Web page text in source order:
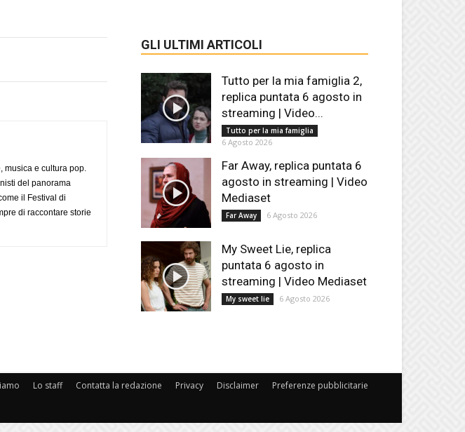
musica e cultura pop.
del panorama
il Festival di
di raccontare storie
GLI ULTIMI ARTICOLI
Tutto per la mia famiglia 2,
replica puntata 6 agosto in
streaming | Video...
Tutto per la mia famiglia
6 Agosto 2026
Far Away, replica puntata 6
agosto in streaming | Video
Mediaset
Far Away 6 Agosto 2026
My Sweet Lie, replica
puntata 6 agosto in
streaming | Video Mediaset
My sweet lie 6 Agosto 2026
Lo staff Contatta la redazione Privacy Disclaimer Preferenze pubblicitarie